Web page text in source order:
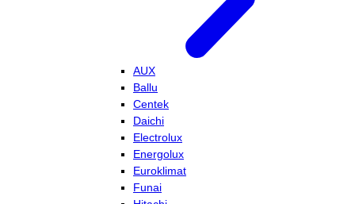
AUX
Ballu
Centek
Daichi
Electrolux
Energolux
Euroklimat
Funai